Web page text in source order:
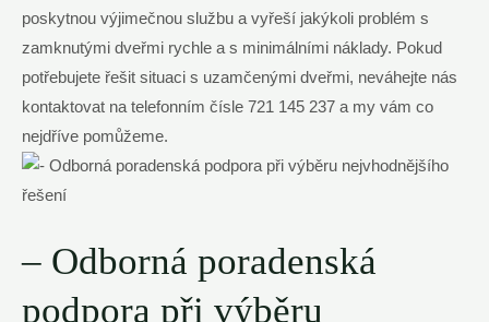
poskytnou výjimečnou službu‌ a vyřeší jakýkoli problém ​s​
zamknutými⁣ dveřmi‌ rychle a s minimálními⁢ náklady. Pokud
potřebujete⁤ řešit⁣ situaci s uzamčenými dveřmi, neváhejte nás
kontaktovat na⁢ telefonním⁢ čísle 721 ⁢145 237 a⁤ my⁤ vám co​
nejdříve pomůžeme.
– Odborná‌ poradenská
podpora ‍při výběru